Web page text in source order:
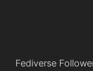
Fediverse